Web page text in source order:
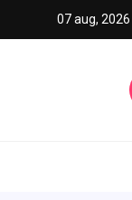
07 aug, 2026